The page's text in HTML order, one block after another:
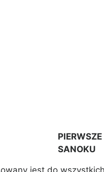
SANOKU